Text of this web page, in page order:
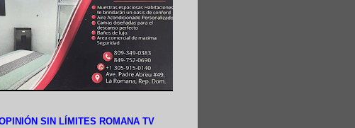
SIN LÍMITES ROMANA TV